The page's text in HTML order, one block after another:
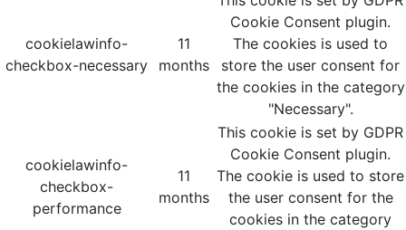
cookielawinfo-
checkbox-necessary
11
months
Cookie Consent plugin.
The cookies is used to
store the user consent for
the cookies in the category
"Necessary".
cookielawinfo-
checkbox-
performance
11
months
This cookie is set by GDPR
Cookie Consent plugin.
The cookie is used to store
the user consent for the
cookies in the category